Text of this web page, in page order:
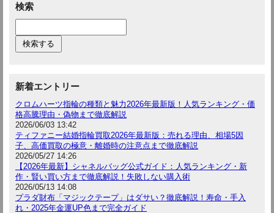
検索
新着エントリー
クロムハーツ指輪の種類と魅力2026年最新版！人気ランキング・価
格高騰理由・偽物まで徹底解説
2026/06/03 13:42
ティファニー結婚指輪買取2026年最新版：売れる理由、相場5因
子、高価買取の極意・離婚時の注意点まで徹底解説
2026/05/27 14:26
【2026年最新】シャネルバッグ公式ガイド：人気ランキング・新
作・賢い買い方まで徹底解説！失敗しない購入術
2026/05/13 14:08
プラダ財布「マジックテープ」はダサい？徹底解説！寿命・手入
れ・2025年金運UP色まで完全ガイド